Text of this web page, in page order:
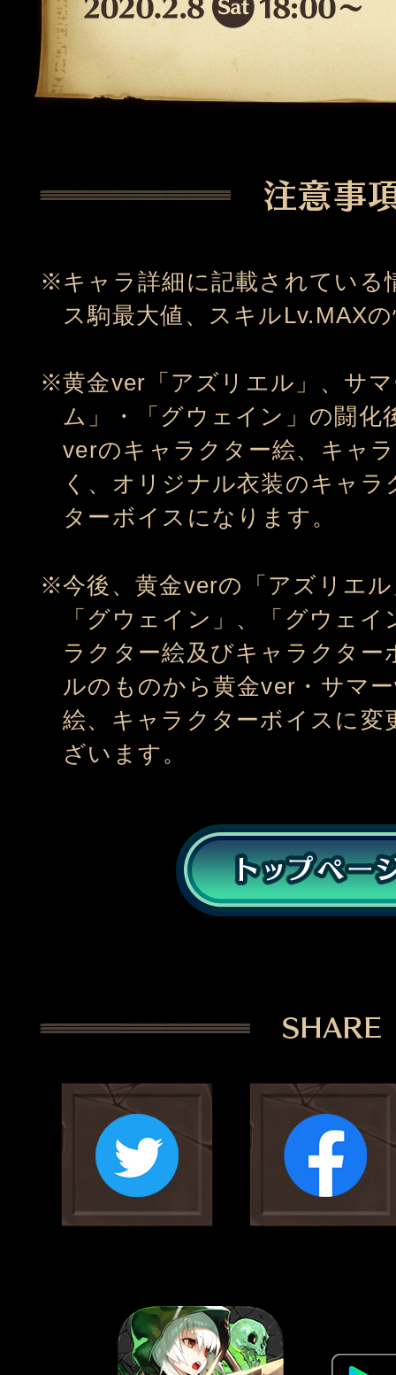
キャラ詳細に記載されている
ス駒最大値、スキルLv.MAX
黄金ver「アズリエル」、サ
ム」・「グウェイン」の闘化
verのキャラクター絵、キャ
く、オリジナル衣装のキャ
ターボイスになります。
今後、黄金verの「アズリエ
「グウェイン」、「グウェ
ラクター絵及びキャラクタ
ルのものから黄金ver・サマ
絵、キャラクターボイスに変
ざいます。